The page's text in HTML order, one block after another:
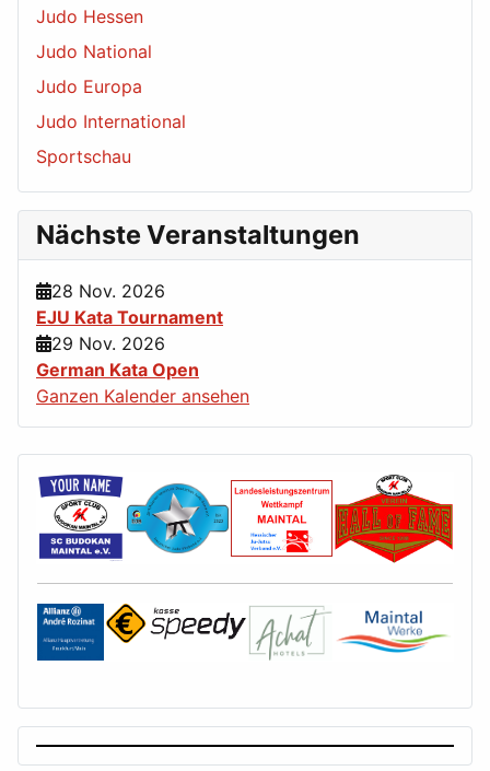
Judo Hessen
Judo National
Judo Europa
Judo International
Sportschau
Nächste Veranstaltungen
28 Nov. 2026
EJU Kata Tournament
29 Nov. 2026
German Kata Open
Ganzen Kalender ansehen